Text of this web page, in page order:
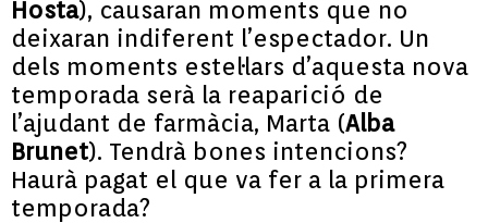
Hosta), causaran moments que no
deixaran indiferent l’espectador. Un
dels moments estel·lars d’aquesta nova
temporada serà la reaparició de
l’ajudant de farmàcia, Marta (Alba
Brunet). Tendrà bones intencions?
Haurà pagat el que va fer a la primera
temporada?